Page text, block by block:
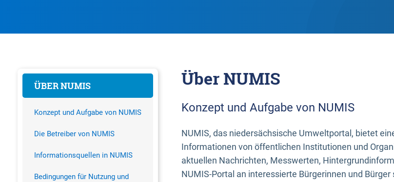
ÜBER NUMIS
Konzept und Aufgabe von NUMIS
Die Betreiber von NUMIS
Informationsquellen in NUMIS
Bedingungen für Nutzung und
Über NUMIS
Konzept und Aufgabe von NUMIS
NUMIS, das niedersächsische Umweltportal, bietet
Informationen von öffentlichen Institutionen und
aktuellen Nachrichten, Messwerten,
NUMIS-Portal an interessierte Bürgerinnen und